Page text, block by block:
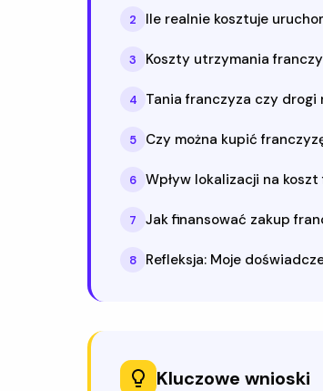
2 Ile realnie kosztuje
3 Koszty utrzymania
4 Tania franczyza czy drogi
5 Czy można kupić
6 Wpływ lokalizacji na
7 Jak finansować zakup
8 Refleksja: Moje
Kluczowe wnioski